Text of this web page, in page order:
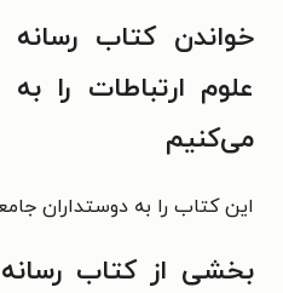
خواندن کتاب
علوم ارتباطات را
می‌کنیم
این کتاب را به دوستداران
بخشی از کتاب